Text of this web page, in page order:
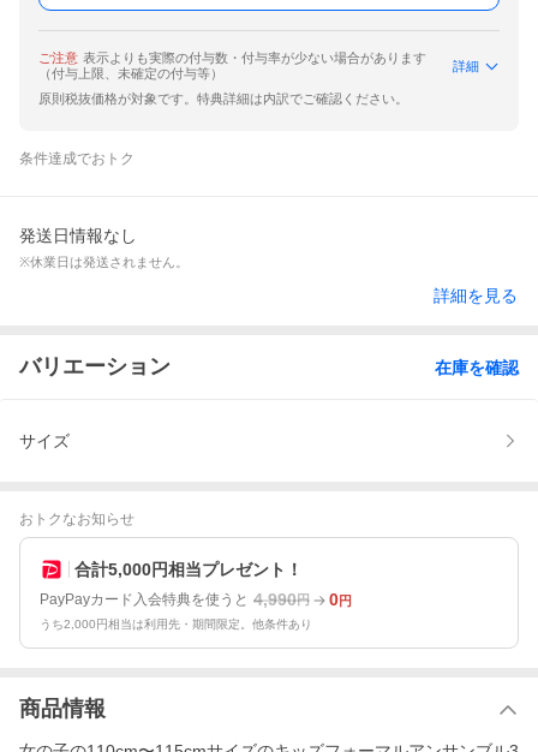
ご注意 表示よりも実際の付与数・付与率が少ない場合があります
（付与上限、未確定の付与等）
詳細
原則税抜価格が対象です。特典詳細は内訳でご確認ください。
条件達成でおトク
発送日情報なし
※休業日は発送されません。
詳細を見る
バリエーション 在庫を確認
サイズ
おトクなお知らせ
合計5,000円相当プレゼント！
PayPayカード入会特典を使うと 4,990円 0円
うち2,000円相当は利用先・期間限定。他条件あり
商品情報